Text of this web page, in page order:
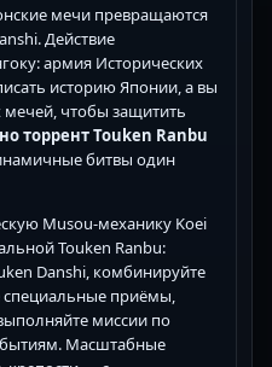
мечи превращаются
Действие
армия Исторических
историю Японии, а вы
мечей, чтобы защитить
торрент Touken Ranbu
битвы один
Musou-механику Koei
Touken Ranbu:
Danshi, комбинируйте
специальные приёмы,
миссии по
Масштабные